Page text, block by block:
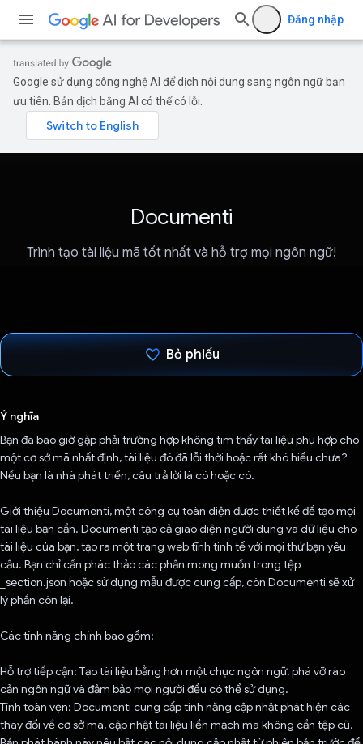
Đăng nhập
Google sử dụng công nghệ AI để dịch nội dung sang ngôn ngữ bạn
ưu tiên. Bản dịch bằng AI có thể có lỗi.
Documenti
Trình tạo tài liệu mã tốt nhất và hỗ trợ mọi ngôn ngữ!
Bỏ phiếu
Ý nghĩa
Bạn đã bao giờ gặp phải trường hợp không tìm thấy tài liệu phù hợp cho
một cơ sở mã nhất định, tài liệu đó đã lỗi thời hoặc rất khó hiểu chưa?
Nếu bạn là nhà phát triển, câu trả lời là có hoặc có.
Giới thiệu Documenti, một công cụ toàn diện được thiết kế để tạo mọi
tài liệu bạn cần. Documenti tạo cả giao diện người dùng và dữ liệu cho
tài liệu của bạn, tạo ra một trang web tĩnh tinh tế với mọi thứ bạn yêu
cầu. Bạn chỉ cần phác thảo các phần mong muốn trong tệp
_section.json hoặc sử dụng mẫu được cung cấp, còn Documenti sẽ xử
lý phần còn lại.
Các tính năng chính bao gồm:
Hỗ trợ tiếp cận: Tạo tài liệu bằng hơn một chục ngôn ngữ, phá vỡ rào
cản ngôn ngữ và đảm bảo mọi người đều có thể sử dụng.
Tính toàn vẹn: Documenti cung cấp tính năng cập nhật phát hiện các
thay đổi về cơ sở mã, cập nhật tài liệu liền mạch mà không cần tệp cũ.